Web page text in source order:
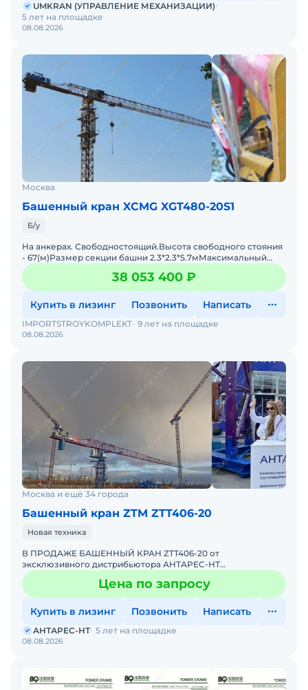
08.08.2026
UMKRAN (УПРАВЛЕНИЕ МЕХАНИЗАЦИИ)
5 лет на площадке
Москва
Башенный кран XCMG XGT480-20S1
Б/у
На анкерах. Свободностоящий.Высота свободного стояния
- 67(м)Размер секции башни 2.3*2.3*5.7мМаксимальный
вылет стрелы - 80(м)Максимальная грузоподъёмность 20(Т
38 053 400 ₽
Купить в лизинг Позвонить Написать
08.08.2026
IMPORTSTROYKOMPLEKT 9 лет на площадке
Москва и ещё 34 города
Башенный кран ZTM ZTT406-20
Новая техника
В ПРОДАЖЕ БАШЕННЫЙ КРАН ZTT406-20 от
эксклюзивного дистрибьютора АНТАРЕС-НТ
Комплектация крана ZTT406-20 включает
интеллектуальную систему безопасности, координ
Цена по запросу
Купить в лизинг Позвонить Написать
08.08.2026
АНТАРЕС-НТ 5 лет на площадке